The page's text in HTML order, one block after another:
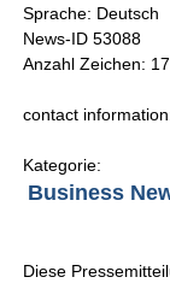
Sprache: Deutsch
News-ID 53088
Anzahl Zeichen:
contact
Kategorie:
Business
Diese